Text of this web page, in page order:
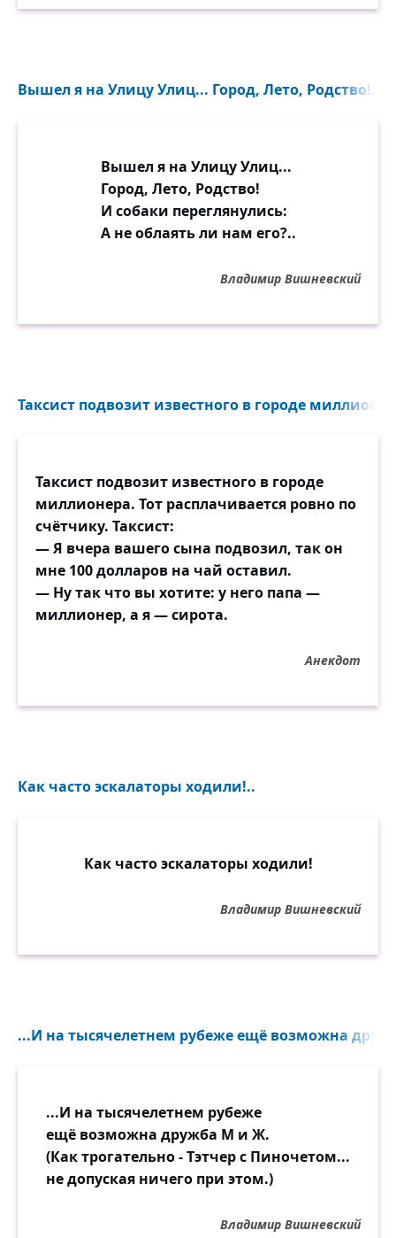
Вышел я на Улицу Улиц... Город, Лето, Родство!..
Вышел я на Улицу Улиц...
Город, Лето, Родство!
И собаки переглянулись:
А не облаять ли нам его?..
Владимир Вишневский
Таксист подвозит известного в городе
Таксист подвозит известного в городе
миллионера. Тот расплачивается ровно по
счётчику. Таксист:
— Я вчера вашего сына подвозил, так он
мне 100 долларов на чай оставил.
— Ну так что вы хотите: у него папа —
миллионер, а я — сирота.
Анекдот
Как часто эскалаторы ходили!..
Как часто эскалаторы ходили!
Владимир Вишневский
...И на тысячелетнем рубеже ещё возможна
...И на тысячелетнем рубеже
ещё возможна дружба М и Ж.
(Как трогательно - Тэтчер с Пиночетом...
не допуская ничего при этом.)
Владимир Вишневский